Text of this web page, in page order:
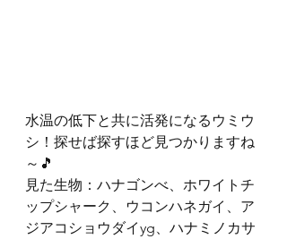
水温の低下と共に活発になるウミウ
シ！探せば探すほど見つかりますね
～🎵
見た生物：ハナゴンべ、ホワイトチ
ップシャーク、ウコンハネガイ、ア
ジアコショウダイyg、ハナミノカサ